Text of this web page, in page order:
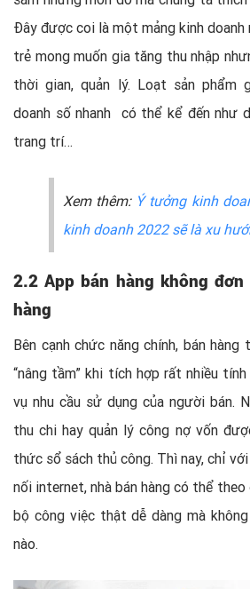
Đây được coi là một mảng kinh doanh
trẻ mong muốn gia tăng thu nhập
thời gian, quản lý. Loạt sản phẩm
doanh số nhanh có thể kể đến như
trang trí…
Xem thêm: Ý tưởng kinh
kinh doanh 2022 sẽ là xu
2.2 App bán hàng không
hàng
Bên cạnh chức năng chính, bán
“nâng tầm” khi tích hợp rất nhiều
vụ nhu cầu sử dụng của người bán.
thu chi hay quản lý công nợ vốn
thức sổ sách thủ công. Thì nay, chỉ
nối internet, nhà bán hàng có thể
bộ công việc thật dễ dàng mà
nào.